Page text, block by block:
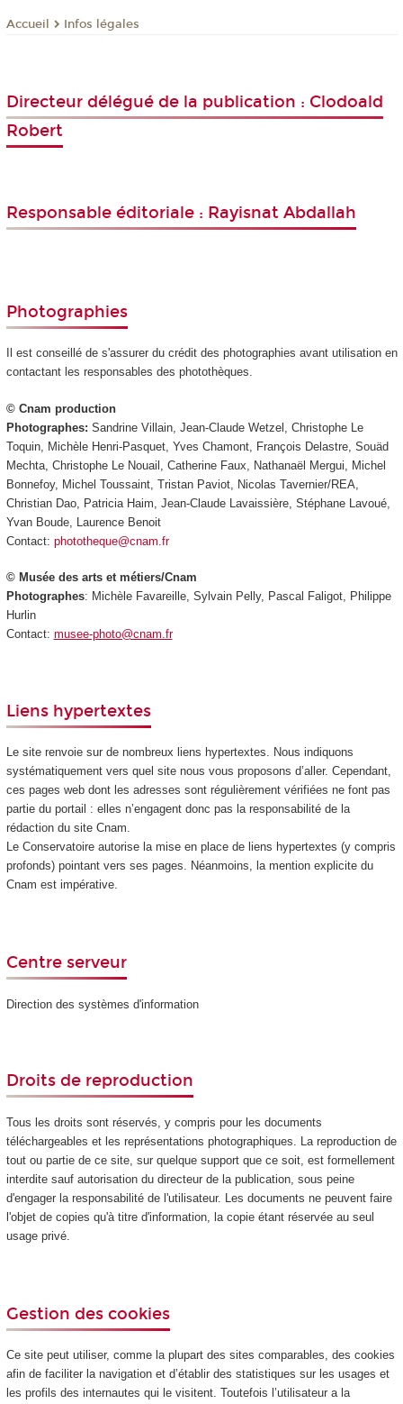
Accueil Infos légales
Directeur délégué de la publication : Clodoald
Robert
Responsable éditoriale : Rayisnat Abdallah
Photographies
Il est conseillé de s'assurer du crédit des photographies avant utilisation en
contactant les responsables des photothèques.
© Cnam production
Photographes: Sandrine Villain, Jean-Claude Wetzel, Christophe Le
Toquin, Michèle Henri-Pasquet, Yves Chamont, François Delastre, Souäd
Mechta, Christophe Le Nouail, Catherine Faux, Nathanaël Mergui, Michel
Bonnefoy, Michel Toussaint, Tristan Paviot, Nicolas Tavernier/REA,
Christian Dao, Patricia Haim, Jean-Claude Lavaissière, Stéphane Lavoué,
Yvan Boude, Laurence Benoit
Contact: phototheque@cnam.fr
© Musée des arts et métiers/Cnam
Photographes: Michèle Favareille, Sylvain Pelly, Pascal Faligot, Philippe
Hurlin
Contact: musee-photo@cnam.fr
Liens hypertextes
Le site renvoie sur de nombreux liens hypertextes. Nous indiquons
systématiquement vers quel site nous vous proposons d’aller. Cependant,
ces pages web dont les adresses sont régulièrement vérifiées ne font pas
partie du portail : elles n’engagent donc pas la responsabilité de la
rédaction du site Cnam.
Le Conservatoire autorise la mise en place de liens hypertextes (y compris
profonds) pointant vers ses pages. Néanmoins, la mention explicite du
Cnam est impérative.
Centre serveur
Direction des systèmes d'information
Droits de reproduction
Tous les droits sont réservés, y compris pour les documents
téléchargeables et les représentations photographiques. La reproduction de
tout ou partie de ce site, sur quelque support que ce soit, est formellement
interdite sauf autorisation du directeur de la publication, sous peine
d'engager la responsabilité de l'utilisateur. Les documents ne peuvent faire
l'objet de copies qu'à titre d'information, la copie étant réservée au seul
usage privé.
Gestion des cookies
Ce site peut utiliser, comme la plupart des sites comparables, des cookies
afin de faciliter la navigation et d’établir des statistiques sur les usages et
les profils des internautes qui le visitent. Toutefois l’utilisateur a la